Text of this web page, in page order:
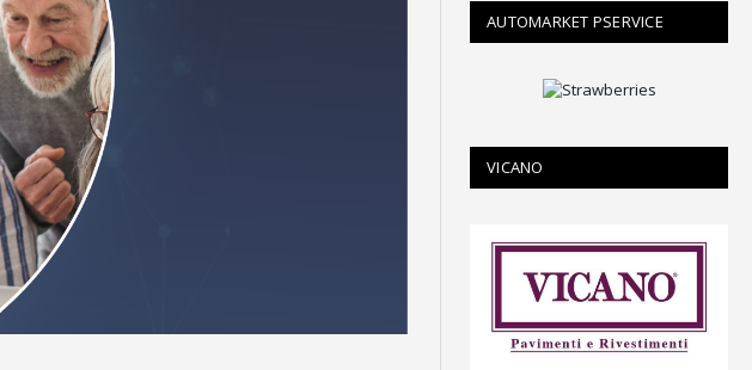
AUTOMARKET PSERVICE
VICANO